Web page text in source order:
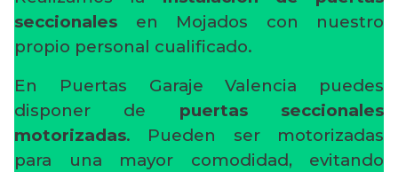
seccionales en Mojados con nuestro
propio personal cualificado.
En Puertas Garaje Valencia puedes
disponer de puertas seccionales
motorizadas. Pueden ser motorizadas
para una mayor comodidad, evitando